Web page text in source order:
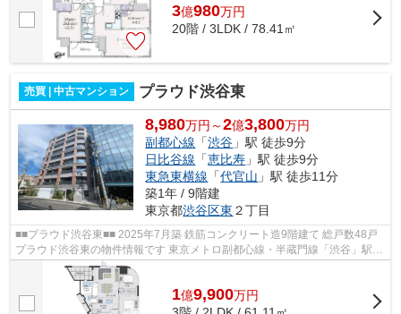
3億980万円
20階 / 3LDK / 78.41㎡
売買 | 中古マンション プラウド渋谷東
8,980万円～2億3,800万円
副都心線 「渋谷 」駅 徒歩9分
日比谷線 「恵比寿 」駅 徒歩9分
東急東横線 「代官山 」駅 徒歩11分
築1年 / 9階建
東京都渋谷区東 ２丁目
■■プラウド渋谷東■■ 2025年7月築 鉄筋コンクリート造9階建て 総戸数48戸
プラウド渋谷東の物件情報です 東京メトロ副都心線・半蔵門線「渋谷」駅徒
歩9分 東京メトロ日比谷線「恵比...
1億9,900万円